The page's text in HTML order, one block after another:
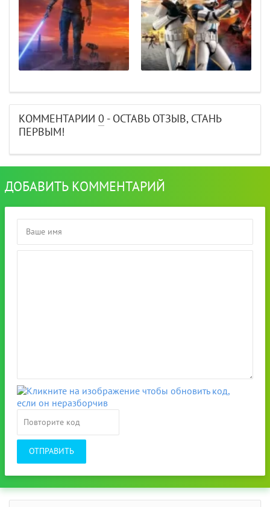
КОММЕНТАРИИ 0 - ОСТАВЬ ОТЗЫВ, СТАНЬ
ПЕРВЫМ!
ДОБАВИТЬ КОММЕНТАРИЙ
ОТПРАВИТЬ